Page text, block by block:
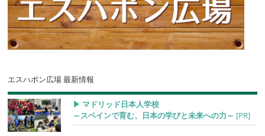
エスハポン広場 最新情報
▶︎ マドリッド日本人学校
～スペインで育む、日本の学びと未来への力～ [PR]